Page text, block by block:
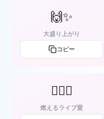
🙌✨
大盛り上がり
コピー
❤️‍🔥🎤
燃えるライブ愛